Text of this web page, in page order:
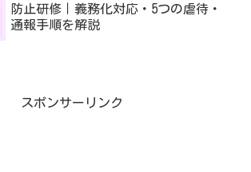
防止研修｜義務化対応・5つの虐待・
通報手順を解説
スポンサーリンク